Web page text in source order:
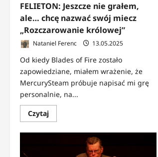
FELIETON: Jeszcze nie grałem,
ale… chcę nazwać swój miecz
„Rozczarowanie królowej”
Nataniel Ferenc 13.05.2025
Od kiedy Blades of Fire zostało
zapowiedziane, miałem wrażenie, że
MercurySteam próbuje napisać mi grę
personalnie, na...
CzytajDowiedz
się
o